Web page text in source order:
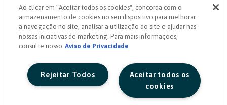
Ouvidoria
0800 725 0996
(de segunda a sexta, das 8h às 20h)
ouvidoriasicoob.com.br
Deficientes auditivos ou de fala
Ao clicar em "Aceitar todos os cookies", concorda com o
armazenamento de cookies no seu dispositivo para melhorar
a navegação no site, analisar a utilização do site e ajudar nas
nossas iniciativas de marketing. Para mais informações,
consulte nosso Aviso de Privacidade
Aceitar todos os
cookies
Rejeitar Todos